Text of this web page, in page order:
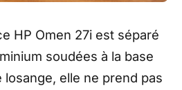
HP Omen 27i est séparé
soudées à la base
elle ne prend pas